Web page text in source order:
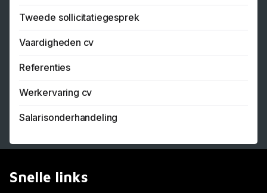
Tweede sollicitatiegesprek
Vaardigheden cv
Referenties
Werkervaring cv
Salarisonderhandeling
Snelle links